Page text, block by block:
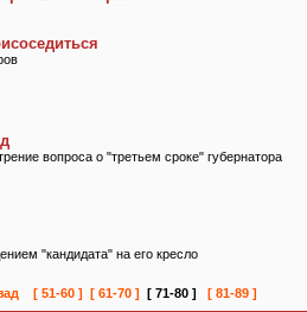
вопроса о "третьем сроке" губернатора
"кандидата" на его кресло
[ 51-60 ] [ 61-70 ] [ 71-80 ] [ 81-89 ]